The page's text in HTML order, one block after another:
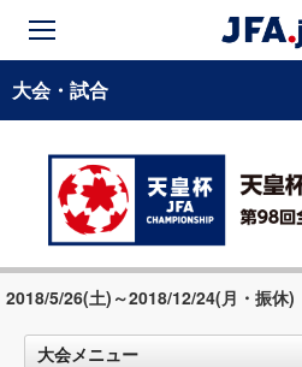
大会・試合
2018/5/26(土)～2018/12/24(月・振休)
大会メニュー